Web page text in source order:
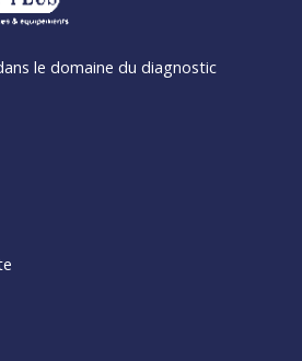
le domaine du diagnostic